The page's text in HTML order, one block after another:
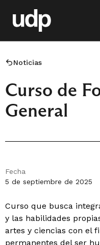
Noticias
Curso de
General
Fecha
5 de septiembre de 2025
Curso que busca
y las habilidades
artes y ciencias con el
permanentes del ser